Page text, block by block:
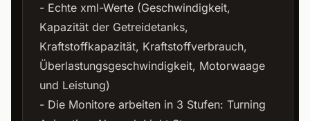
- Echte xml-Werte (Geschwindigkeit,
Kapazität der Getreidetanks,
Kraftstoffkapazität, Kraftstoffverbrauch,
Überlastungsgeschwindigkeit, Motorwaage
und Leistung)
- Die Monitore arbeiten in 3 Stufen: Turning